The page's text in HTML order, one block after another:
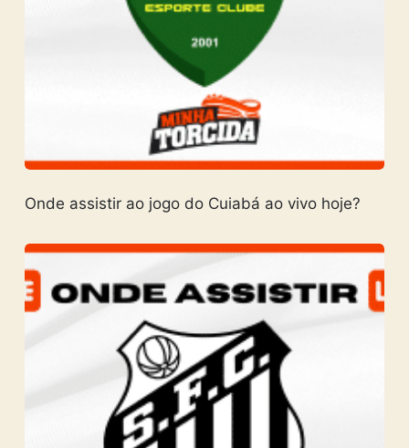
Onde assistir ao jogo do Cuiabá ao vivo hoje?